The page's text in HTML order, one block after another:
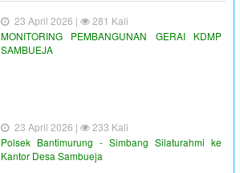
23 April 2026 |
281 Kali
MONITORING PEMBANGUNAN GERAI KDMP
SAMBUEJA
23 April 2026 |
233 Kali
Polsek Bantimurung - Simbang Silaturahmi ke
Kantor Desa Sambueja